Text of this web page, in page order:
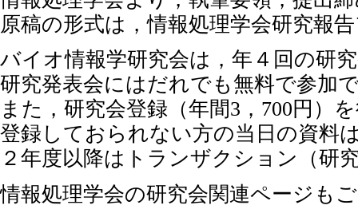
原稿の形式は，情報処理学会研究報
バイオ情報学研究会は，年４回の研
研究発表会にはだれでも無料で参加
また，研究会登録（年間3，700円）
登録しておられない方の当日の資料
２年度以降はトランザクション（研
情報処理学会の研究会関連ページも